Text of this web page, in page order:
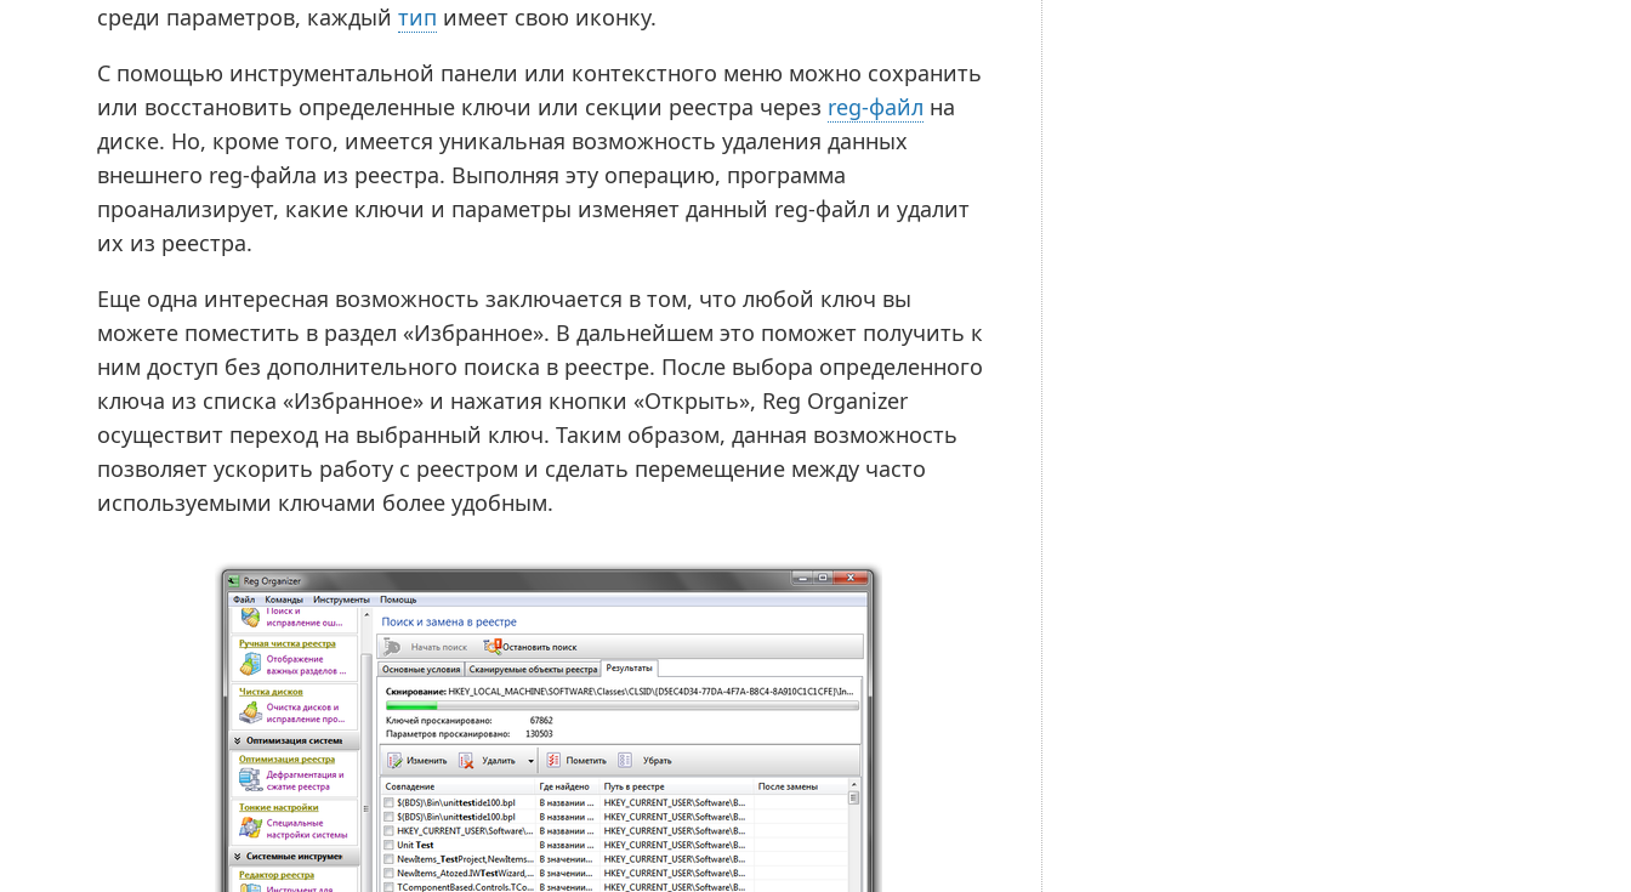
среди параметров, каждыйтип имеет свою иконку.
С помощью инструментальной панели или контекстного меню можно сохранить
или восстановить определенные ключи или секции реестра через reg-файл на
диске. Но, кроме того, имеется уникальная возможность удаления данных
внешнего reg-файла из реестра. Выполняя эту операцию, программа
проанализирует, какие ключи и параметры изменяет данный reg-файл и удалит
их из реестра.
Еще одна интересная возможность заключается в том, что любой ключ вы
можете поместить в раздел «Избранное». В дальнейшем это поможет получить к
ним доступ без дополнительного поиска в реестре. После выбора определенного
ключа из списка «Избранное» и нажатия кнопки «Открыть», Reg Organizer
осуществит переход на выбранный ключ. Таким образом, данная возможность
позволяет ускорить работу с реестром и сделать перемещение между часто
используемыми ключами более удобным.